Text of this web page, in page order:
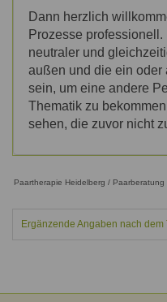
Dann herzlich
Prozesse
neutraler und
außen und die ein oder
sein, um eine andere
Thematik zu
sehen, die zuvor nicht
Paartherapie Heidelberg /
Ergänzende Angaben nach